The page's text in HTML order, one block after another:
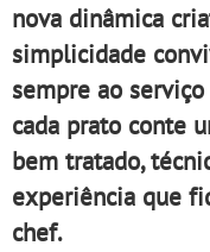
nova dinâmica
simplicidade
sempre ao
cada prato conte
bem tratado,
experiência que
chef.